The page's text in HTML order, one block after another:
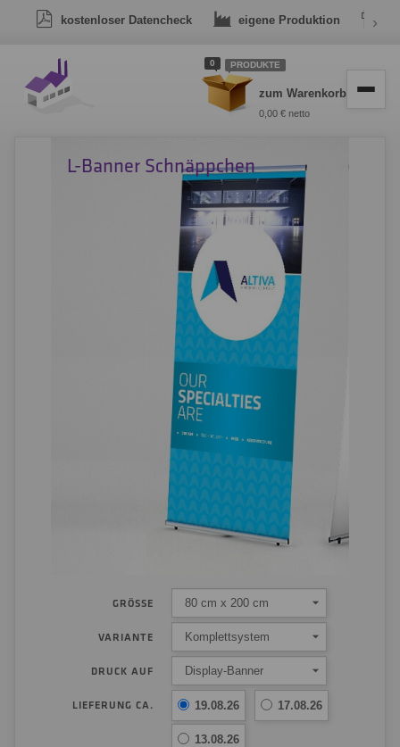
kostenloser Datencheck eigene Produktion ›
0 PRODUKTE
zum Warenkorb
0,00 € netto
L-Banner Schnäppchen
GRÖSSE 80 cm x 200 cm
VARIANTE Komplettsystem
DRUCK AUF Display-Banner
LIEFERUNG CA. 19.08.26 17.08.26
13.08.26